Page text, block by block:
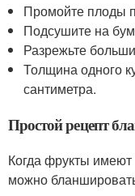
Промойте плоды
Подсушите на
Разрежьте
Толщина одного
сантиметра.
Простой рецепт
Когда фрукты имеют
можно